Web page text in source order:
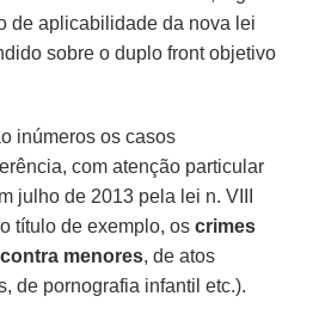
de aplicabilidade da nova lei
sobre o duplo front objetivo
inúmeros os casos
com atenção particular
julho de 2013 pela lei n. VIII
título de exemplo, oscrimes
menores, de atos
de pornografia infantil etc.).